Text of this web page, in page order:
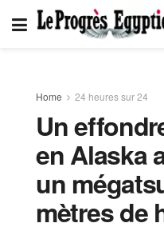
Home 24 heures sur 24
Un
en Alaska
un
mètres de